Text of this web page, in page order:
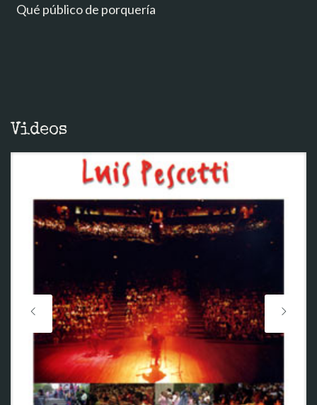
Qué público de porquerí­a
Videos